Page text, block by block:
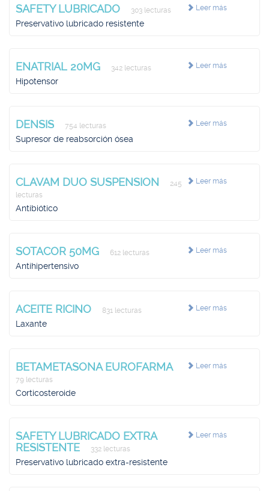
Leer más
SAFETY LUBRICADO 303 lecturas
Preservativo lubricado resistente
Leer más
ENATRIAL 20MG 342 lecturas
Hipotensor
Leer más
DENSIS 754 lecturas
Supresor de reabsorción ósea
Leer más
CLAVAM DUO SUSPENSION
245
lecturas
Antibiótico
Leer más
SOTACOR 50MG 612 lecturas
Antihipertensivo
Leer más
ACEITE RICINO 831 lecturas
Laxante
Leer más
BETAMETASONA EUROFARMA
79 lecturas
Corticosteroide
Leer más
SAFETY LUBRICADO EXTRA
RESISTENTE
332 lecturas
Preservativo lubricado extra-resistente